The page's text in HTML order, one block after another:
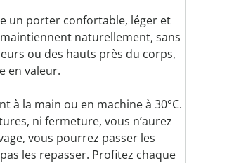
un porter confortable, léger et
naturellement, sans
ou des hauts près du corps,
en valeur.
à la main ou en machine à 30°C.
ni fermeture, vous n’aurez
vous pourrez passer les
les repasser. Profitez chaque